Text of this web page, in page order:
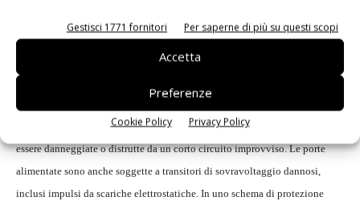
Gestisci 1771 fornitori Per saperne di più su questi scopi
Accetta
Preferenze
Cookie Policy Privacy Policy
preferiscono circuiti di protezione che combinino dispositivi Pptc
ripristinabili con protezione fail-safe a monte. In questo esempio, R1 è la
resistenza del ballast usato in combinazione con la protezione Pptc del
circuito. I driver Led possono essere suscettibili di danno risultante da un
livello di voltaggio Dc o da polarità impropri. Le uscite possono inoltre
essere danneggiate o distrutte da un corto circuito improvviso. Le porte
alimentate sono anche soggette a transitori di sovravoltaggio dannosi,
inclusi impulsi da scariche elettrostatiche. In uno schema di protezione